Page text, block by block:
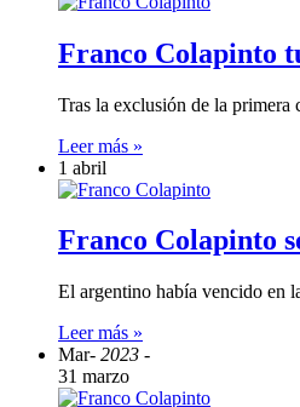
Franco Colapinto
Tras la exclusión de la
Leer más »
1 abril
Franco Colapinto
El argentino había vencido en
Leer más »
Mar- 2023 -
31 marzo